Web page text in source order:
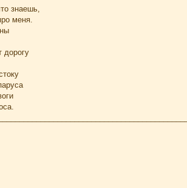
знаешь,
меня.
дорогу